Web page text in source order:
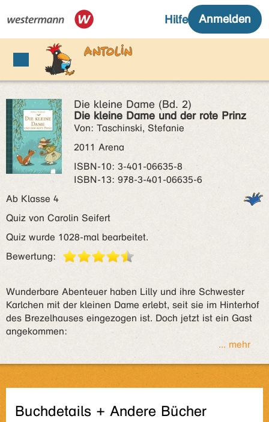
Die kleine Dame (Bd. 2)
Die kleine Dame und der rote Prinz
Von: Taschinski, Stefanie
2011 Arena
ISBN‑10: 3-401-06635-8
ISBN‑13: 978-3-401-06635-6
Ab Klasse 4
Quiz von Carolin Seifert
Quiz wurde 1028-mal bearbeitet.
Bewertung:
Wunderbare Abenteuer haben Lilly und ihre Schwester
Karlchen mit der kleinen Dame erlebt, seit sie im Hinterhof
des Brezelhauses eingezogen ist. Doch jetzt ist ein Gast
angekommen:
... mehr
Buchdetails + Andere Bücher